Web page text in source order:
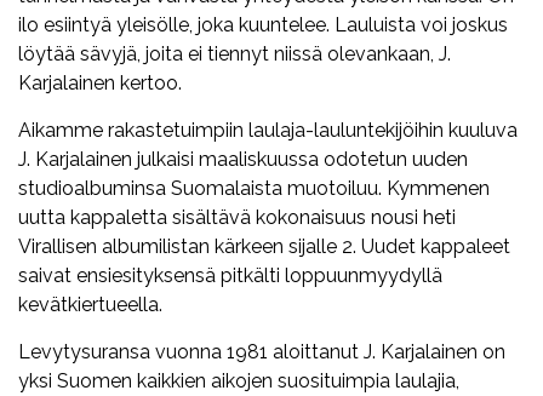
ilo esiintyä yleisölle, joka kuuntelee. Lauluista voi joskus
löytää sävyjä, joita ei tiennyt niissä olevankaan, J.
Karjalainen kertoo.
Aikamme rakastetuimpiin laulaja-lauluntekijöihin kuuluva
J. Karjalainen julkaisi maaliskuussa odotetun uuden
studioalbuminsa Suomalaista muotoiluu. Kymmenen
uutta kappaletta sisältävä kokonaisuus nousi heti
Virallisen albumilistan kärkeen sijalle 2. Uudet kappaleet
saivat ensiesityksensä pitkälti loppuunmyydyllä
kevätkiertueella.
Levytysuransa vuonna 1981 aloittanut J. Karjalainen on
yksi Suomen kaikkien aikojen suosituimpia laulajia,